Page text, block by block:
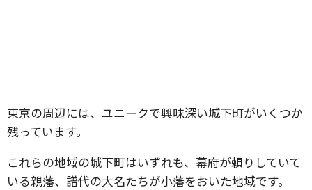
東京の周辺には、ユニークで興味深い城下町がいくつか
残っています。
これらの地域の城下町はいずれも、幕府が頼りしていて
いる親藩、譜代の大名たちが小藩をおいた地域です。